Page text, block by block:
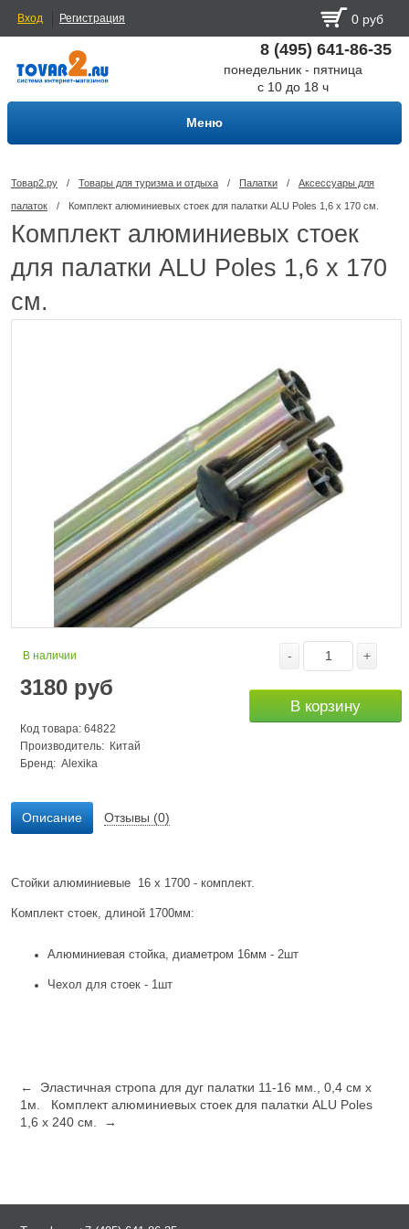
Вход Регистрация 0 руб
8 (495) 641-86-35
понедельник - пятница
с 10 до 18 ч
Меню
Товар2.ру / Товары для туризма и отдыха / Палатки / Аксессуары для
палаток / Комплект алюминиевых стоек для палатки ALU Poles 1,6 х 170 см.
Комплект алюминиевых стоек
для палатки ALU Poles 1,6 х 170
см.
В наличии
3180 руб
Код товара: 64822
Производитель: Китай
Бренд: Alexika
- +
В корзину
Описание Отзывы (0)
Стойки алюминиевые 16 x 1700 - комплект.
Комплект стоек, длиной 1700мм:
Алюминиевая стойка, диаметром 16мм - 2шт
Чехол для стоек - 1шт
← Эластичная стропа для дуг палатки 11-16 мм., 0,4 см x
1м.
Комплект алюминиевых стоек для палатки ALU Poles
1,6 х 240 см. →